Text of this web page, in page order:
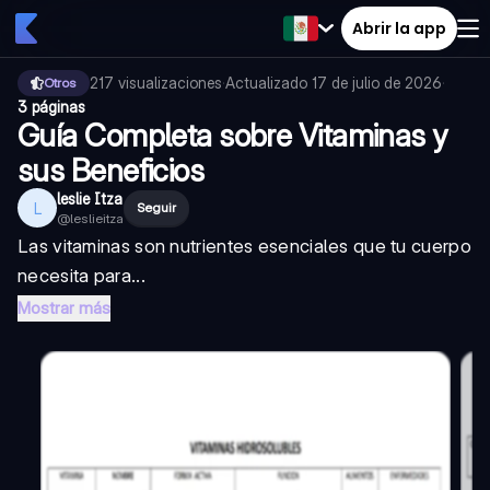
Abrir la app
Otros 217 visualizaciones·Actualizado 17 de julio de 2026·
3 páginas
Guía Completa sobre Vitaminas y
sus Beneficios
L leslie Itza
@leslieitza
Seguir
Las vitaminas son nutrientes esenciales que tu cuerpo
necesita para...
Mostrar más